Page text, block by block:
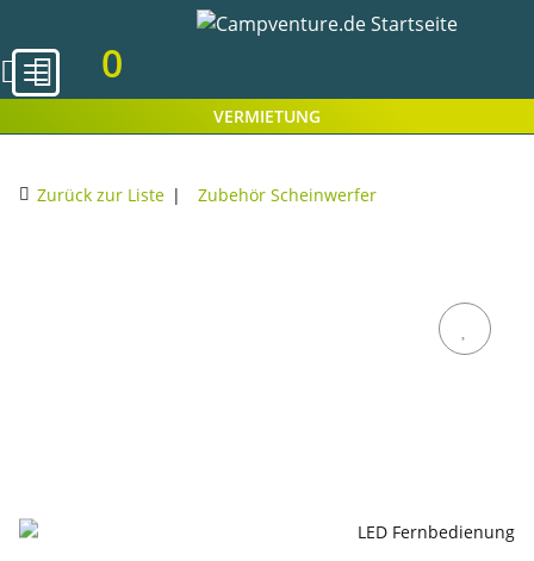
0
VERMIETUNG
Zurück zur Liste Zubehör Scheinwerfer